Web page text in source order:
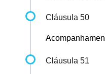
Cláusula 50
Cláusula 51